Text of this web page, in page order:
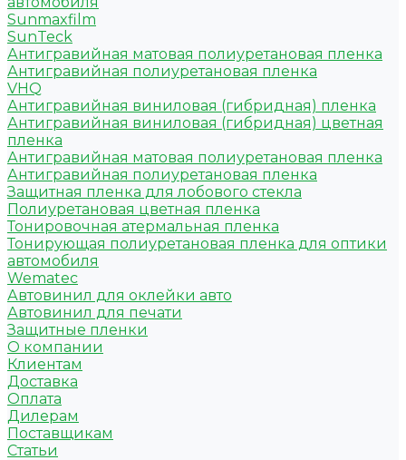
Sunmaxfilm
SunTeck
Антигравийная матовая полиуретановая пленка
Антигравийная полиуретановая пленка
VHQ
Антигравийная виниловая (гибридная) пленка
Антигравийная виниловая (гибридная) цветная
пленка
Антигравийная матовая полиуретановая пленка
Антигравийная полиуретановая пленка
Защитная пленка для лобового стекла
Полиуретановая цветная пленка
Тонировочная атермальная пленка
Тонирующая полиуретановая пленка для оптики
автомобиля
Wematec
Автовинил для оклейки авто
Автовинил для печати
Защитные пленки
О компании
Клиентам
Доставка
Оплата
Дилерам
Поставщикам
Статьи